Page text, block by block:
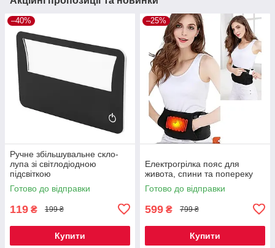
–40%
Ручне збільшувальне скло-
лупа зі світлодіодною
підсвіткою
Готово до відправки
119 ₴ 199 ₴
Купити
–25%
Електрогрілка пояс для
живота, спини та попереку
Готово до відправки
599 ₴ 799 ₴
Купити